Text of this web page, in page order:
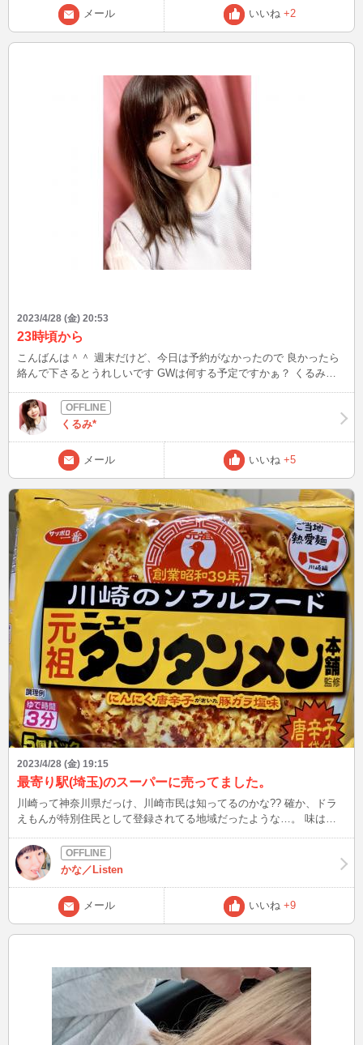
よかったらお話しに来てやってください。 マイクもOKですのでお気
軽に！ 待ってますね！
メール いいね +2
2023/4/28 (金) 20:53
23時頃から
こんばんは＾＾ 週末だけど、今日は予約がなかったので 良かったら
絡んで下さるとうれしいです GWは何する予定ですかぁ？ くるみは
くるみ*
メール いいね +5
2023/4/28 (金) 19:15
最寄り駅(埼玉)のスーパーに売ってました。
川崎って神奈川県だっけ、川崎市民は知ってるのかな?? 確か、ドラ
えもんが特別住民として登録されてる地域だったような…。 味は普
い。
かな／Listen
メール いいね +9